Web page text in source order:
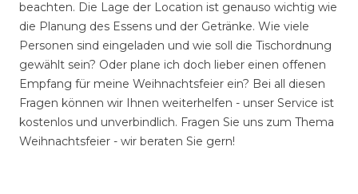
beachten. Die Lage der Location ist genauso wichtig wie
die Planung des Essens und der Getränke. Wie viele
Personen sind eingeladen und wie soll die Tischordnung
gewählt sein? Oder plane ich doch lieber einen offenen
Empfang für meine Weihnachtsfeier ein? Bei all diesen
Fragen können wir Ihnen weiterhelfen - unser Service ist
kostenlos und unverbindlich. Fragen Sie uns zum Thema
Weihnachtsfeier - wir beraten Sie gern!